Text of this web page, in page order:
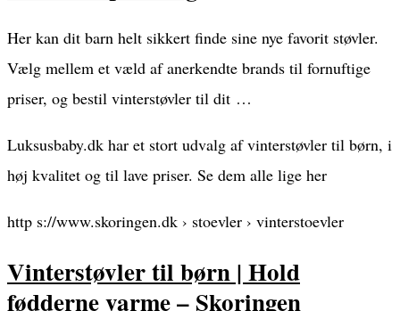
Her kan dit barn helt sikkert finde sine nye favorit støvler.
Vælg mellem et væld af anerkendte brands til fornuftige
priser, og bestil vinterstøvler til dit …
Luksusbaby.dk har et stort udvalg af vinterstøvler til børn, i
høj kvalitet og til lave priser. Se dem alle lige her
http s://www.skoringen.dk › stoevler › vinterstoevler
Vinterstøvler til børn | Hold
fødderne varme – Skoringen